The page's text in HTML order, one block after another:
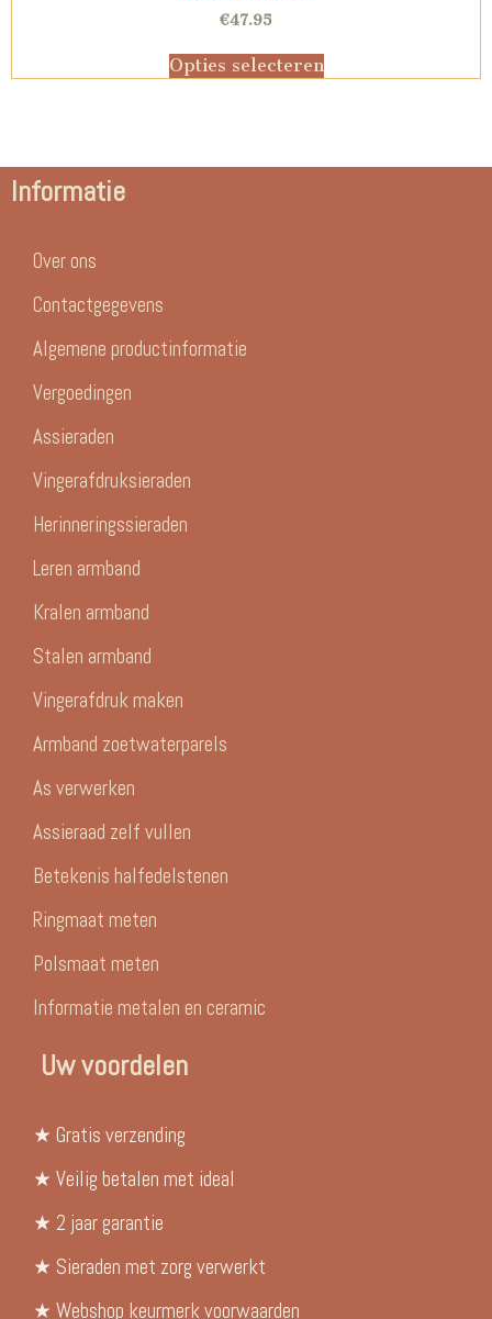
€47.95
Opties selecteren
Informatie
Over ons
Contactgegevens
Algemene productinformatie
Vergoedingen
Assieraden
Vingerafdruksieraden
Herinneringssieraden
Leren armband
Kralen armband
Stalen armband
Vingerafdruk maken
Armband zoetwaterparels
As verwerken
Assieraad zelf vullen
Betekenis halfedelstenen
Ringmaat meten
Polsmaat meten
Informatie metalen en ceramic
Uw voordelen
★ Gratis verzending
★ Veilig betalen met ideal
★ 2 jaar garantie
★ Sieraden met zorg verwerkt
★ Webshop keurmerk voorwaarden